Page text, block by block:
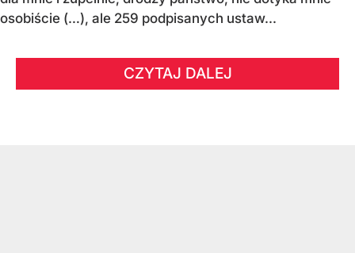
osobiście (…), ale 259 podpisanych ustaw...
CZYTAJ DALEJ